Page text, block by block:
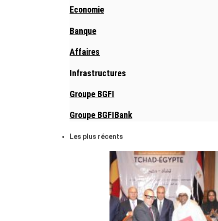
Economie
Banque
Affaires
Infrastructures
Groupe BGFI
Groupe BGFIBank
Les plus récents